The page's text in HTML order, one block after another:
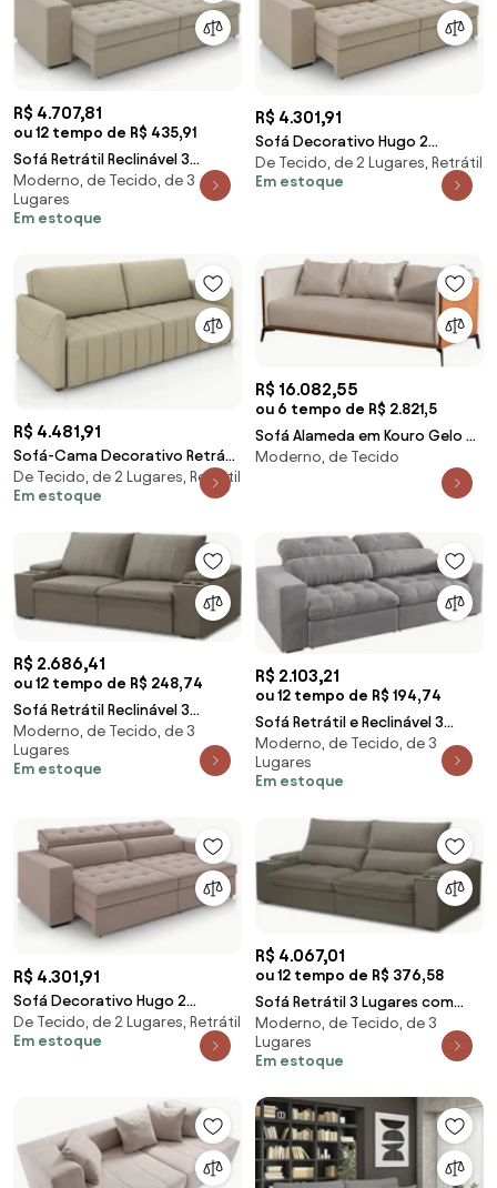
R$ 4.707,81
ou 12 tempo de R$ 435,91
Sofá Retrátil Reclinável 3
Lugares 218cm Vick Z32 Suede
Bege - Mpozena
Moderno, de Tecido, de 3
Lugares
Em estoque
R$ 4.301,91
Sofá Decorativo Hugo 2
Lugares 208cm Reclinável e
Retrátil Veludo Bege G45 - Gran
De Tecido, de 2 Lugares, Retrátil
Em estoque
R$ 4.481,91
Sofá-Cama Decorativo Retrátil
Thanos 2 Lugares 192cm Linho
Bege G45 - Gran Belo
De Tecido, de 2 Lugares, Retrátil
Em estoque
R$ 16.082,55
ou 6 tempo de R$ 2.821,5
Sofá Alameda em Kouro Gelo e
New Kouro Caramelo
Moderno, de Tecido
R$ 2.686,41
ou 12 tempo de R$ 248,74
Sofá Retrátil Reclinável 3
Lugares 205cm Baluart F05
Veludo Castor - M
Moderno, de Tecido, de 3
Lugares
Em estoque
R$ 2.103,21
ou 12 tempo de R$ 194,74
Sofá Retrátil e Reclinável 3
Lugares 200cm Viena A12 Suede
Cinza - Mpo
Moderno, de Tecido, de 3
Lugares
Em estoque
R$ 4.301,91
Sofá Decorativo Hugo 2
Lugares 208cm Reclinável e
Retrátil Veludo Rosê G45 - Gran
De Tecido, de 2 Lugares, Retrátil
Em estoque
R$ 4.067,01
ou 12 tempo de R$ 376,58
Sofá Retrátil 3 Lugares com
Porta Copo 250cm Andes F05
Veludo Marrom -
Moderno, de Tecido, de 3
Lugares
Em estoque